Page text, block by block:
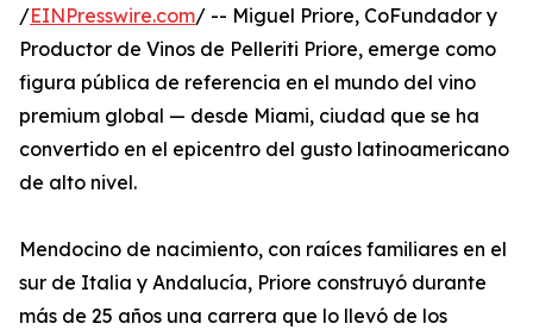
/EINPresswire.com/ -- Miguel Priore, CoFundador y
Productor de Vinos de Pelleriti Priore, emerge como
figura pública de referencia en el mundo del vino
premium global — desde Miami, ciudad que se ha
convertido en el epicentro del gusto latinoamericano
de alto nivel.
Mendocino de nacimiento, con raíces familiares en el
sur de Italia y Andalucía, Priore construyó durante
más de 25 años una carrera que lo llevó de los